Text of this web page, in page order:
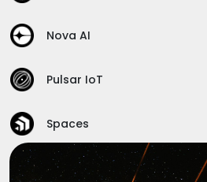
Nova AI
Pulsar IoT
Spaces